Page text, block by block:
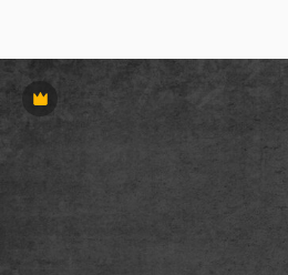
Premium